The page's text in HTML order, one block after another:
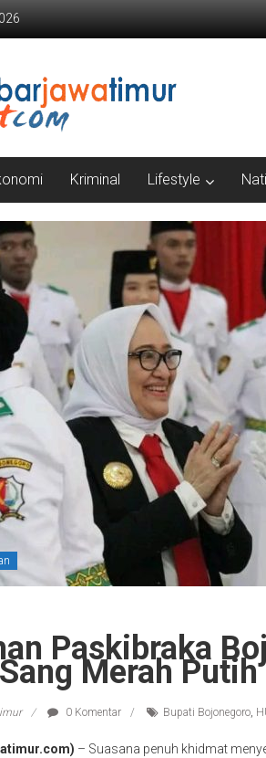
Kriminal Lifestyle
Paskibraka
Merah Putih
0 Komentar Bupati Bojonegoro,
– Suasana penuh khidmat